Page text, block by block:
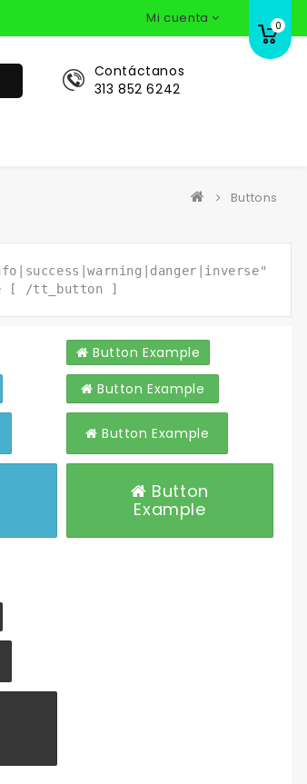
Mi cuenta 0
Contáctanos
313 852 6242
Buttons
[ /tt_button ]
Button Example
Button Example
Button Example
Button
Example